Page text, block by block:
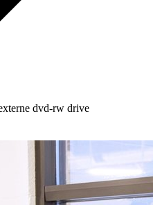
dvd-rw drive